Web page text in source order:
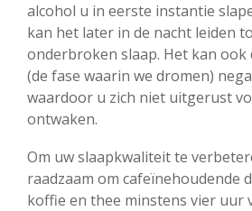
alcohol u in eerste instantie
kan het later in de nacht leiden
onderbroken slaap. Het kan ook
(de fase waarin we dromen)
waardoor u zich niet uitgerust
ontwaken.
Om uw slaapkwaliteit te
raadzaam om cafeïnehoudende
koffie en thee minstens vier uur